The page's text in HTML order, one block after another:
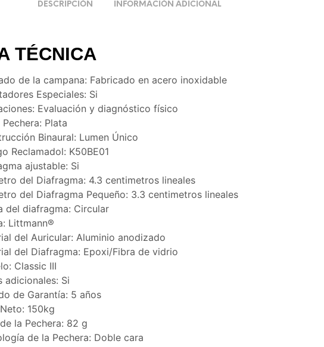
DESCRIPCIÓN INFORMACIÓN ADICIONAL
TÉCNICA
de la campana: Fabricado en acero inoxidable
Especiales: Si
Evaluación y diagnóstico físico
Plata
Binaural: Lumen Único
Reclamadol: K50BE01
ajustable: Si
del Diafragma: 4.3 centimetros lineales
del Diafragma Pequeño: 3.3 centimetros lineales
del diafragma: Circular
Littmann®
del Auricular: Aluminio anodizado
del Diafragma: Epoxi/Fibra de vidrio
Classic III
adicionales: Si
de Garantía: 5 años
150kg
la Pechera: 82 g
de la Pechera: Doble cara